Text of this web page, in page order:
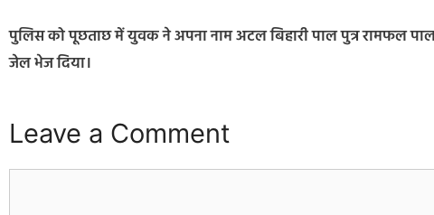
पुलिस को पूछताछ में युवक ने अपना नाम अटल बिहारी पाल पुत्र रामफल
जेल भेज दिया।
Leave a Comment